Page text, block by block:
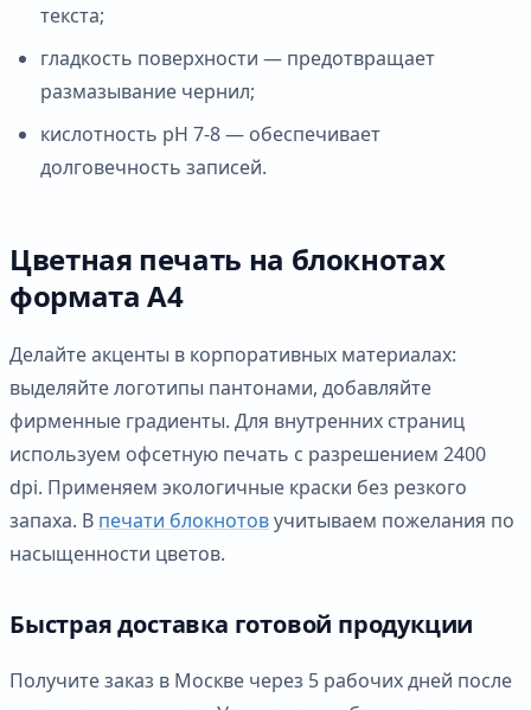
текста;
гладкость поверхности — предотвращает
размазывание чернил;
кислотность pH 7-8 — обеспечивает
долговечность записей.
Цветная печать на блокнотах
формата А4
Делайте акценты в корпоративных материалах:
выделяйте логотипы пантонами, добавляйте
фирменные градиенты. Для внутренних страниц
используем офсетную печать с разрешением 2400
dpi. Применяем экологичные краски без резкого
запаха. В печати блокнотовучитываем пожелания по
насыщенности цветов.
Быстрая доставка готовой продукции
Получите заказ в Москве через 5 рабочих дней после